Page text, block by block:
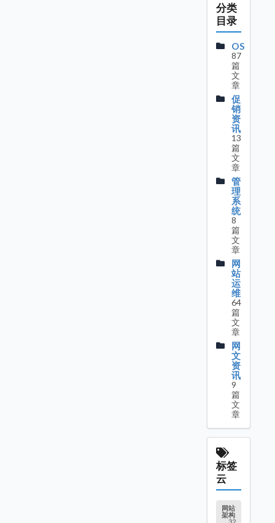
分类
目录
OS
87
篇
文
章
促
销
资
讯
13
篇
文
章
管
理
系
统
8
篇
文
章
网
站
运
维
64
篇
文
章
网
文
资
讯
9
篇
文
章
标签
云
网站
架构
32